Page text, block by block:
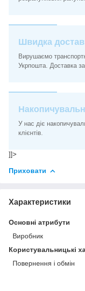
Швидка
Вирушаємо
Укрпошта. Доставка
У нас діє
клієнтів.
]]>
Приховати
Характеристики
Основні атрибути
Виробник
Користувальницькі
Повернення і обмін